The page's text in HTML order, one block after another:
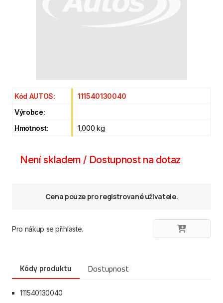
Kód AUTOS:
111540130040
Výrobce:
Hmotnost:
1,000 kg
Není skladem / Dostupnost na dotaz
Cena pouze pro registrované uživatele.
Pro nákup se přihlaste.
Kódy produktu Dostupnost
111540130040